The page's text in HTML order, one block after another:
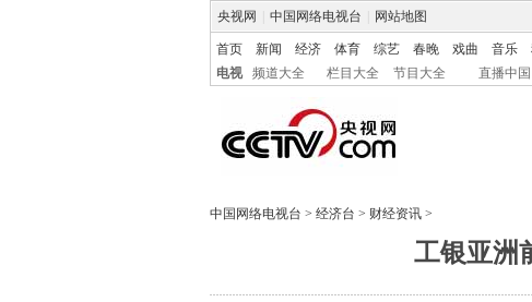
央视网 中国网络电视台 网站地图
首页 新闻 经济 体育 综艺 春晚 戏曲 音乐
电视
频道大全 栏目大全 节目大全 直播中国
中国网络电视台 > 经济台 > 财经资讯 >
工银亚洲